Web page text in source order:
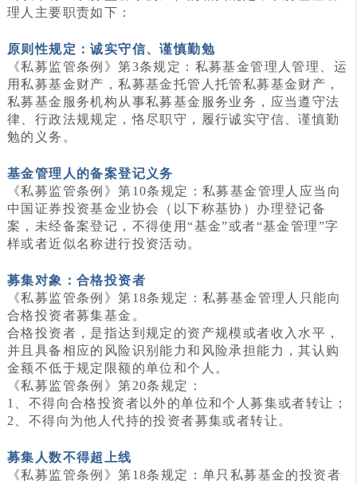
理人主要职责如下：
原则性规定：诚实守信、谨慎勤勉
《私募监管条例》第3条规定：私募基金管理人管理、运
用私募基金财产，私募基金托管人托管私募基金财产，
私募基金服务机构从事私募基金服务业务，应当遵守法
律、行政法规规定，恪尽职守，履行诚实守信、谨慎勤
勉的义务。
基金管理人的备案登记义务
《私募监管条例》第10条规定：私募基金管理人应当向
中国证券投资基金业协会（以下称基协）办理登记备
案，未经备案登记，不得使用“基金”或者“基金管理”字
样或者近似名称进行投资活动。
募集对象：合格投资者
《私募监管条例》第18条规定：私募基金管理人只能向
合格投资者募集基金。
合格投资者，是指达到规定的资产规模或者收入水平，
并且具备相应的风险识别能力和风险承担能力，其认购
金额不低于规定限额的单位和个人。
《私募监管条例》第20条规定：
1、不得向合格投资者以外的单位和个人募集或者转让；
2、不得向为他人代持的投资者募集或者转让。
募集人数不得超上线
《私募监管条例》第18条规定：单只私募基金的投资者